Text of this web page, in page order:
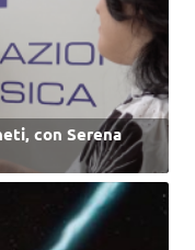
con Serena